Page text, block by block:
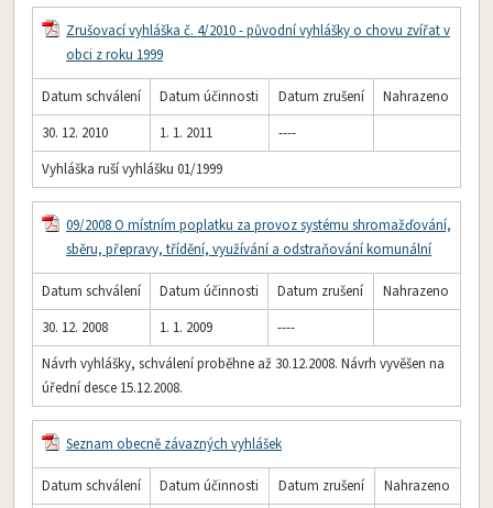
Zrušovací vyhláška č. 4/2010 - původní vyhlášky o chovu zvířat v
obci z roku 1999
Datum schválení Datum účinnosti Datum zrušení
Nahrazeno
30. 12. 2010
1. 1. 2011
----
Vyhláška ruší vyhlášku 01/1999
09/2008 O místním poplatku za provoz systému shromažďování,
sběru, přepravy, třídění, využívání a odstraňování komunální
Datum schválení Datum účinnosti Datum zrušení
Nahrazeno
30. 12. 2008
1. 1. 2009
----
Návrh vyhlášky, schválení proběhne až 30.12.2008. Návrh vyvěšen na
úřední desce 15.12.2008.
Seznam obecně závazných vyhlášek
Datum schválení Datum účinnosti Datum zrušení
Nahrazeno